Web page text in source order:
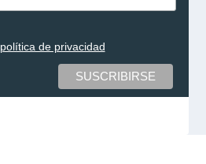
política de privacidad